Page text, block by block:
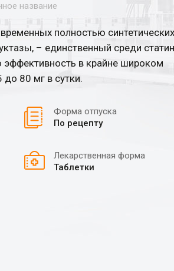
название
полностью синтетических
– единственный среди
в крайне широком
до 80 мг в сутки.
Форма отпуска
По рецепту
Лекарственная форма
Таблетки